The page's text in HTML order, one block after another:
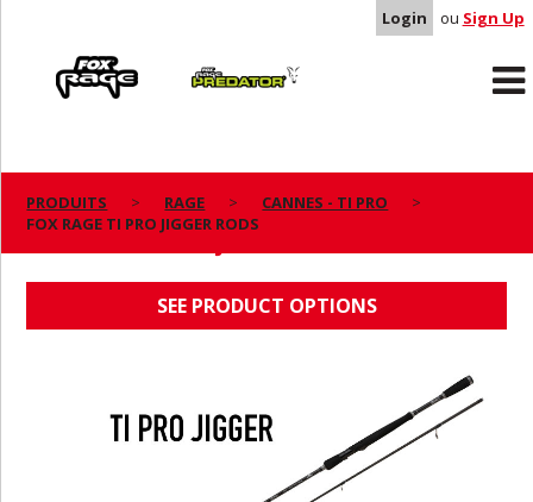
Login ou Sign Up
Predator
PRODUITS RAGE
CANNES - TI PRO
FOX RAGE TI PRO JIGGER RODS
SEE PRODUCT OPTIONS